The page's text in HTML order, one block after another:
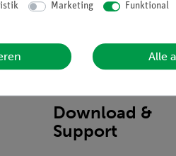
Plast®. Unterkiefer beweglich
Download &
Support
Marketing Funktional
Alle